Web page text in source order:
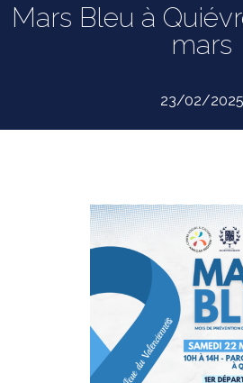
Mars Bleu à
mars
23/02/2025